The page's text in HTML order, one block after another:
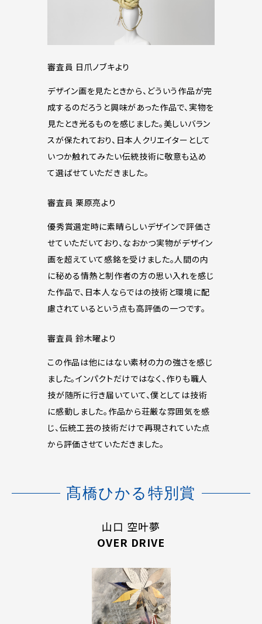
審査員 日爪ノブキより
デザイン画を見たときから、どういう作品が完
成するのだろうと興味があった作品で、実物を
見たとき光るものを感じました。美しいバラン
スが保たれており、日本人クリエイターとして
いつか触れてみたい伝統技術に敬意も込め
て選ばせていただきました。
審査員 栗原亮より
優秀賞選定時に素晴らしいデザインで評価さ
せていただいており、なおかつ実物がデザイン
画を超えていて感銘を受けました。人間の内
に秘める情熱と制作者の方の思い入れを感じ
た作品で、日本人ならではの技術と環境に配
慮されているという点も高評価の一つです。
審査員 鈴木曜より
この作品は他にはない素材の力の強さを感じ
ました。インパクトだけではなく、作りも職人
技が随所に行き届いていて、僕としては技術
に感動しました。作品から荘厳な雰囲気を感
じ、伝統工芸の技術だけで再現されていた点
から評価させていただきました。
髙橋ひかる特別賞
山口 空叶夢
OVER DRIVE